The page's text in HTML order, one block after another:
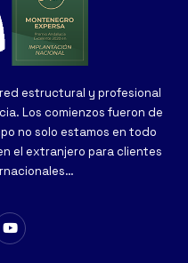
estructural y profesional
Los comienzos fueron de
no solo estamos en todo
el extranjero para clientes